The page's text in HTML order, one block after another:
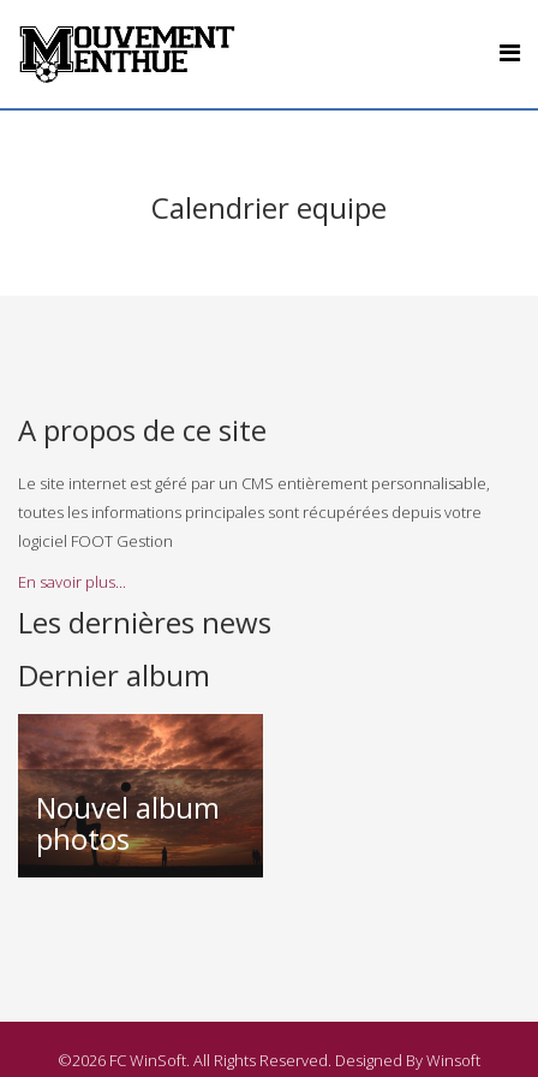
Calendrier equipe
A propos de ce site
Le site internet est géré par un CMS entièrement personnalisable,
toutes les informations principales sont récupérées depuis votre
logiciel FOOT Gestion
En savoir plus...
Les dernières news
Dernier album
Nouvel album
photos
©2026 FC WinSoft. All Rights Reserved. Designed By Winsoft